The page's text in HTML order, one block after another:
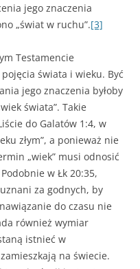
jego znaczenia
„świat w ruchu”.[3]
Testamencie
świata i wieku. Być
jego znaczenia byłoby
świata”. Takie
do Galatów 1:4, w
złym”, a ponieważ nie
„wiek” musi odnosić
w Łk 20:35,
za godnych, by
do czasu nie
również wymiar
istnieć w
na świecie.